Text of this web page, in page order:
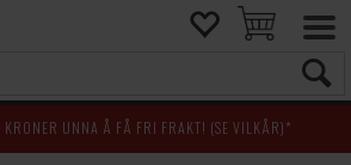
KRONER UNNA Å FÅ FRI FRAKT! (SE VILKÅR)*